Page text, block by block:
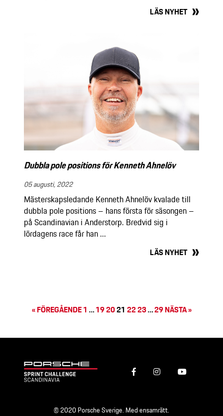
LÄS NYHET
Dubbla pole positions för Kenneth Ahnelöv
05 augusti, 2022
Mästerskapsledande Kenneth Ahnelöv kvalade till
dubbla pole positions – hans första för säsongen –
på Scandinavian i Anderstorp. Bredvid sig i
lördagens race får han ...
LÄS NYHET
« FÖREGÅENDE1 …192021 2223…29NÄSTA »
© 2020 Porsche Sverige. Med ensamrätt.